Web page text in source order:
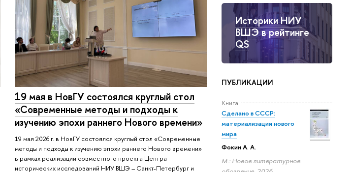
Историки НИУ
ВШЭ в рейтинге
QS
ПУБЛИКАЦИИ
Книга
Сделано в СССР:
материализация нового
мира
Фокин А. А.
М.: Новое литературное
19 мая в НовГУ состоялся круглый стол
«Современные методы и подходы к
изучению эпохи раннего Нового времени»
19 мая 2026 г. в НовГУ состоялся круглый стол «Современные
методы и подходы к изучению эпохи раннего Нового времени»
в рамках реализации совместного проекта Центра
исторических исследований НИУ ВШЭ – Санкт-Петербург и